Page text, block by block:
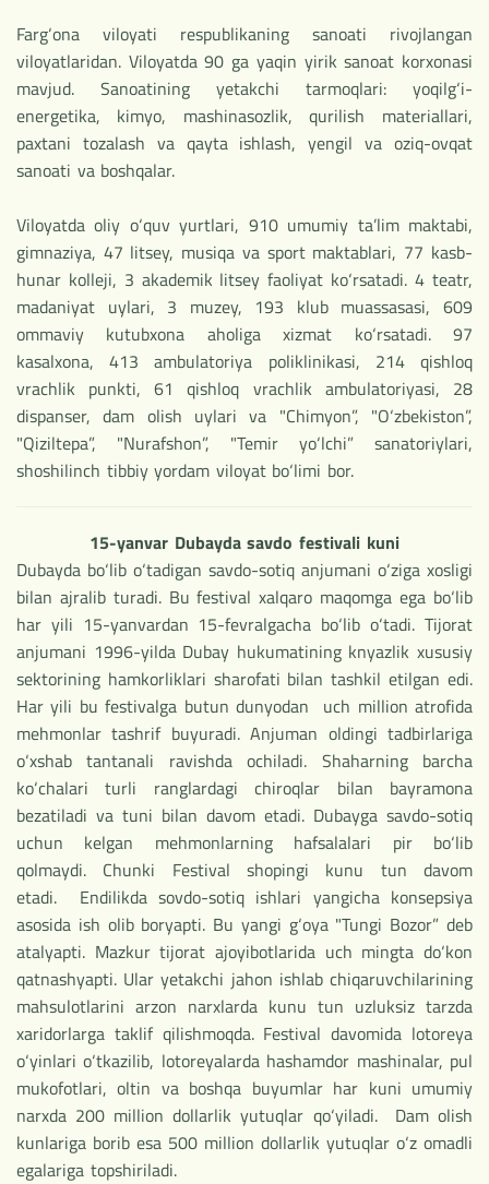
Farg‘ona viloyati respublikaning sanoati rivojlangan
viloyatlaridan. Viloyatda 90 ga yaqin yirik sanoat korxonasi
mavjud. Sanoatining yetakchi tarmoqlari: yoqilg‘i-
energetika, kimyo, mashinasozlik, qurilish materiallari,
paxtani tozalash va qayta ishlash, yengil va oziq-ovqat
sanoati va boshqalar.
Viloyatda oliy o‘quv yurtlari, 910 umumiy ta’lim maktabi,
gimnaziya, 47 litsey, musiqa va sport maktablari, 77 kasb-
hunar kolleji, 3 akademik litsey faoliyat ko‘rsatadi. 4 teatr,
madaniyat uylari, 3 muzey, 193 klub muassasasi, 609
ommaviy kutubxona aholiga xizmat ko‘rsatadi. 97
kasalxona, 413 ambulatoriya poliklinikasi, 214 qishloq
vrachlik punkti, 61 qishloq vrachlik ambulatoriyasi, 28
dispanser, dam olish uylari va "Chimyon”, "O‘zbekiston”,
"Qiziltepa”, "Nurafshon”, "Temir yo‘lchi” sanatoriylari,
shoshilinch tibbiy yordam viloyat bo‘limi bor.
15-yanvar Dubayda savdo festivali kuni
Dubayda bo‘lib o‘tadigan savdo-sotiq anjumani o‘ziga xosligi
bilan ajralib turadi. Bu festival xalqaro maqomga ega bo‘lib
har yili 15-yanvardan 15-fevralgacha bo‘lib o‘tadi. Tijorat
anjumani 1996-yilda Dubay hukumatining knyazlik xususiy
sektorining hamkorliklari sharofati bilan tashkil etilgan edi.
Har yili bu festivalga butun dunyodan uch million atrofida
mehmonlar tashrif buyuradi. Anjuman oldingi tadbirlariga
o‘xshab tantanali ravishda ochiladi. Shaharning barcha
ko‘chalari turli ranglardagi chiroqlar bilan bayramona
bezatiladi va tuni bilan davom etadi. Dubayga savdo-sotiq
uchun kelgan mehmonlarning hafsalalari pir bo‘lib
qolmaydi. Chunki Festival shopingi kunu tun davom
etadi. Endilikda sovdo-sotiq ishlari yangicha konsepsiya
asosida ish olib boryapti. Bu yangi g‘oya "Tungi Bozor” deb
atalyapti. Mazkur tijorat ajoyibotlarida uch mingta do‘kon
qatnashyapti. Ular yetakchi jahon ishlab chiqaruvchilarining
mahsulotlarini arzon narxlarda kunu tun uzluksiz tarzda
xaridorlarga taklif qilishmoqda. Festival davomida lotoreya
o‘yinlari o‘tkazilib, lotoreyalarda hashamdor mashinalar, pul
mukofotlari, oltin va boshqa buyumlar har kuni umumiy
narxda 200 million dollarlik yutuqlar qo‘yiladi. Dam olish
kunlariga borib esa 500 million dollarlik yutuqlar o‘z omadli
egalariga topshiriladi.